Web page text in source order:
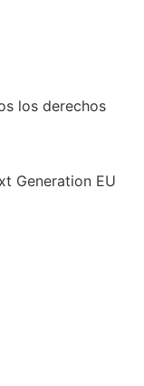
los derechos
Generation EU